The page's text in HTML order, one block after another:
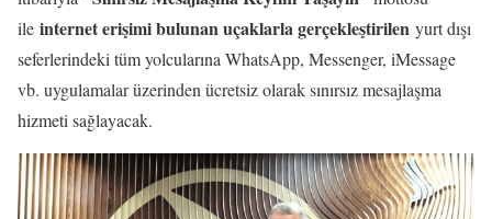
ile internet erişimi bulunan uçaklarla gerçekleştirilen yurt dışı
seferlerindeki tüm yolcularına WhatsApp, Messenger, iMessage
vb. uygulamalar üzerinden ücretsiz olarak sınırsız mesajlaşma
hizmeti sağlayacak.